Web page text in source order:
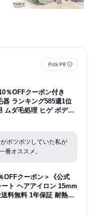
％OFFクーポン付き
器 ランキング585週1位
ムダ毛処理 ヒゲ ボディ
ーヘア レーザー 髭 光
ポツポツしていた私が
番オススメ。
OFFクーポン＞《公式
ト ヘアアイロン 15mm
料無料 1年保証 耐熱ポ
すすめ プレゼント コ